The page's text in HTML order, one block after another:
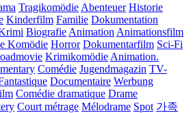
Tragikomödie Abenteuer Historie
Kinderfilm Familie Dokumentation
Biografie Animation Animationsfilm
Komödie Horror Dokumentarfilm Sci-Fi
Krimikomödie Animation.
Comédie Jugendmagazin TV-
Documentaire Werbung
Comédie dramatique Drame
Court métrage Mélodrame Spot 가족